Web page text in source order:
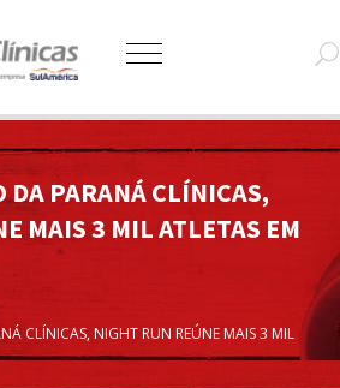
DA PARANÁ CLÍNICAS,
MAIS 3 MIL ATLETAS EM
CLÍNICAS, NIGHT RUN REÚNE MAIS 3 MIL